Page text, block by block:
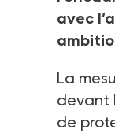
avec
La
devant
de